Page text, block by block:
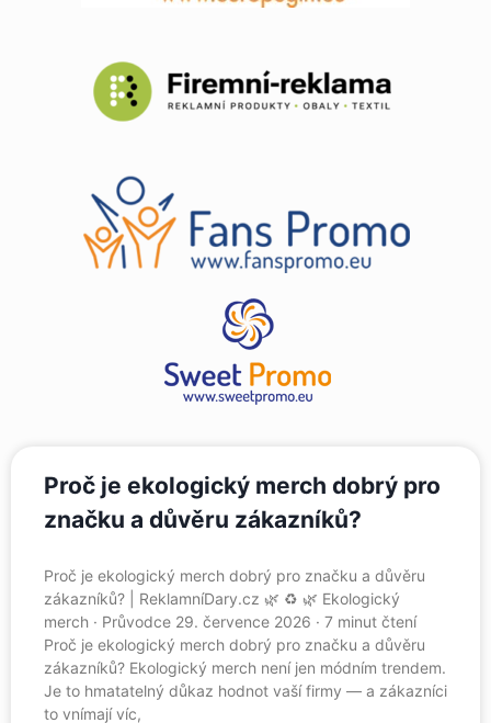
Proč je ekologický merch dobrý pro
značku a důvěru zákazníků?
Proč je ekologický merch dobrý pro značku a důvěru
zákazníků? | ReklamníDary.cz 🌿 ♻️ 🌿 Ekologický
merch · Průvodce 29. července 2026 · 7 minut čtení
Proč je ekologický merch dobrý pro značku a důvěru
zákazníků? Ekologický merch není jen módním trendem.
Je to hmatatelný důkaz hodnot vaší firmy — a zákazníci
to vnímají víc,